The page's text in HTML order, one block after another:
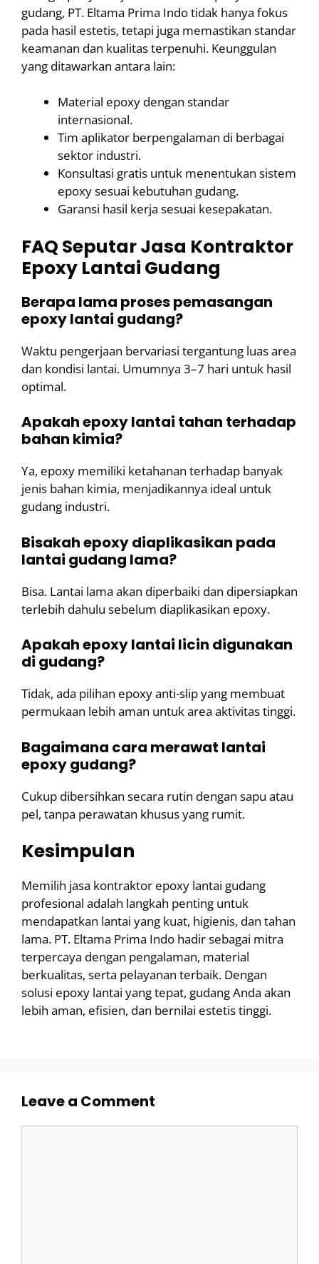
gudang, PT. Eltama Prima Indo tidak hanya fokus
pada hasil estetis, tetapi juga memastikan standar
keamanan dan kualitas terpenuhi. Keunggulan
yang ditawarkan antara lain:
Material epoxy dengan standar
internasional.
Tim aplikator berpengalaman di berbagai
sektor industri.
Konsultasi gratis untuk menentukan sistem
epoxy sesuai kebutuhan gudang.
Garansi hasil kerja sesuai kesepakatan.
FAQ Seputar Jasa Kontraktor
Epoxy Lantai Gudang
Berapa lama proses pemasangan
epoxy lantai gudang?
Waktu pengerjaan bervariasi tergantung luas area
dan kondisi lantai. Umumnya 3–7 hari untuk hasil
optimal.
Apakah epoxy lantai tahan terhadap
bahan kimia?
Ya, epoxy memiliki ketahanan terhadap banyak
jenis bahan kimia, menjadikannya ideal untuk
gudang industri.
Bisakah epoxy diaplikasikan pada
lantai gudang lama?
Bisa. Lantai lama akan diperbaiki dan dipersiapkan
terlebih dahulu sebelum diaplikasikan epoxy.
Apakah epoxy lantai licin digunakan
di gudang?
Tidak, ada pilihan epoxy anti-slip yang membuat
permukaan lebih aman untuk area aktivitas tinggi.
Bagaimana cara merawat lantai
epoxy gudang?
Cukup dibersihkan secara rutin dengan sapu atau
pel, tanpa perawatan khusus yang rumit.
Kesimpulan
Memilih jasa kontraktor epoxy lantai gudang
profesional adalah langkah penting untuk
mendapatkan lantai yang kuat, higienis, dan tahan
lama. PT. Eltama Prima Indo hadir sebagai mitra
terpercaya dengan pengalaman, material
berkualitas, serta pelayanan terbaik. Dengan
solusi epoxy lantai yang tepat, gudang Anda akan
lebih aman, efisien, dan bernilai estetis tinggi.
Leave a Comment